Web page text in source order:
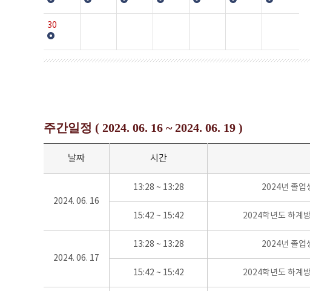
30
주간일정 ( 2024. 06. 16 ~ 2024. 06. 19 )
날짜 시간
2024. 06. 16
13:28 ~ 13:28 2024년 졸업
15:42 ~ 15:42 2024학년도 하계
2024. 06. 17
13:28 ~ 13:28 2024년 졸업
15:42 ~ 15:42 2024학년도 하계